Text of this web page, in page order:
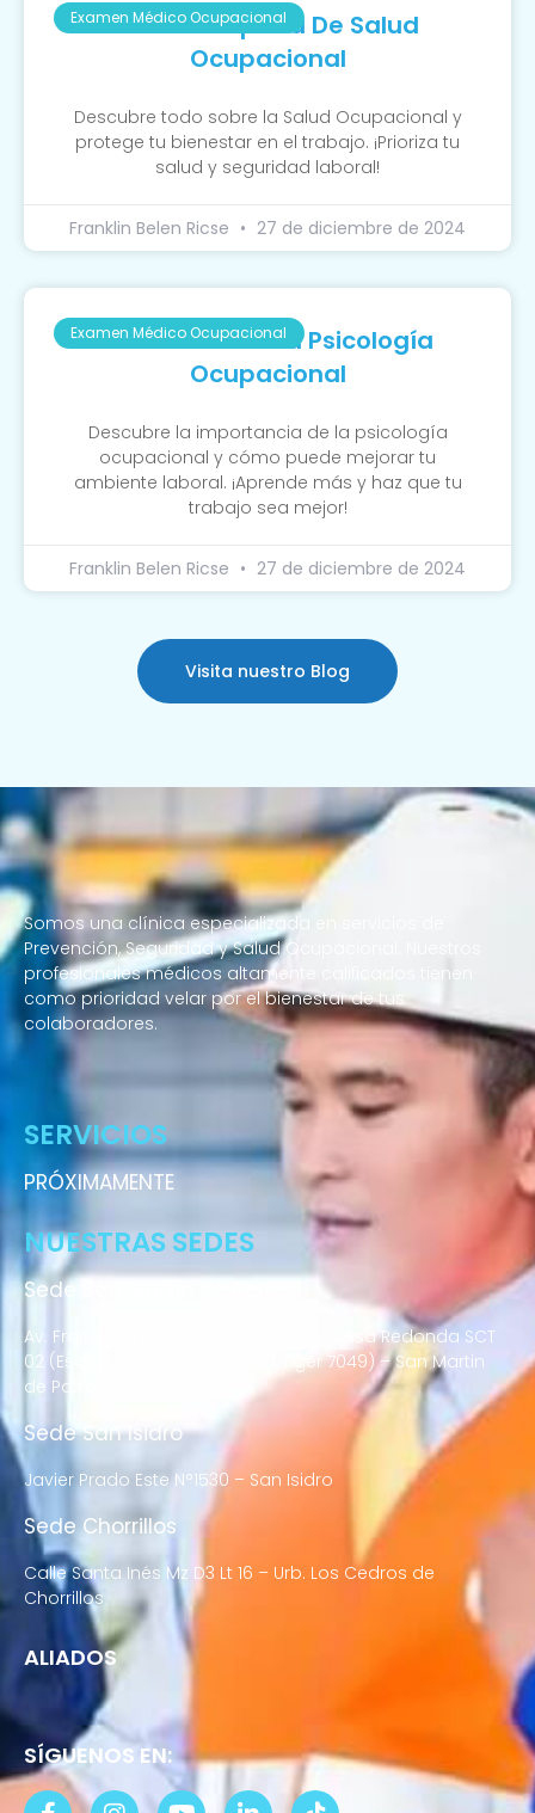
Examen Médico Ocupacional
Guía Completa De Salud
Ocupacional
Descubre todo sobre la Salud Ocupacional y
protege tu bienestar en el trabajo. ¡Prioriza tu
salud y seguridad laboral!
Franklin Belen Ricse 27 de diciembre de 2024
Examen Médico Ocupacional
La Función De La Psicología
Ocupacional
Descubre la importancia de la psicología
ocupacional y cómo puede mejorar tu
ambiente laboral. ¡Aprende más y haz que tu
trabajo sea mejor!
Franklin Belen Ricse 27 de diciembre de 2024
Visita nuestro Blog
Somos una clínica especializada en servicios de
Prevención, Seguridad y Salud Ocupacional. Nuestros
profesionales médicos altamente calificados tienen
como prioridad velar por el bienestar de tus
colaboradores.
Enfermeras a domicilio
NUESTRAS SEDES
Sede San Martín de Porres
Av. Francisco Bolognesi Nro. 101 Urb. Mesa Redonda SCT
02 (Esquina con Av. Gerardo Unger 7049) – San Martin
de Porres
Sede San Isidro
Javier Prado Este N°1530 – San Isidro
Sede Chorrillos
Calle Santa Inés Mz D3 Lt 16 – Urb. Los Cedros de
Chorrillos
SERVICIOS
PRÓXIMAMENTE
ALIADOS
SÍGUENOS EN: